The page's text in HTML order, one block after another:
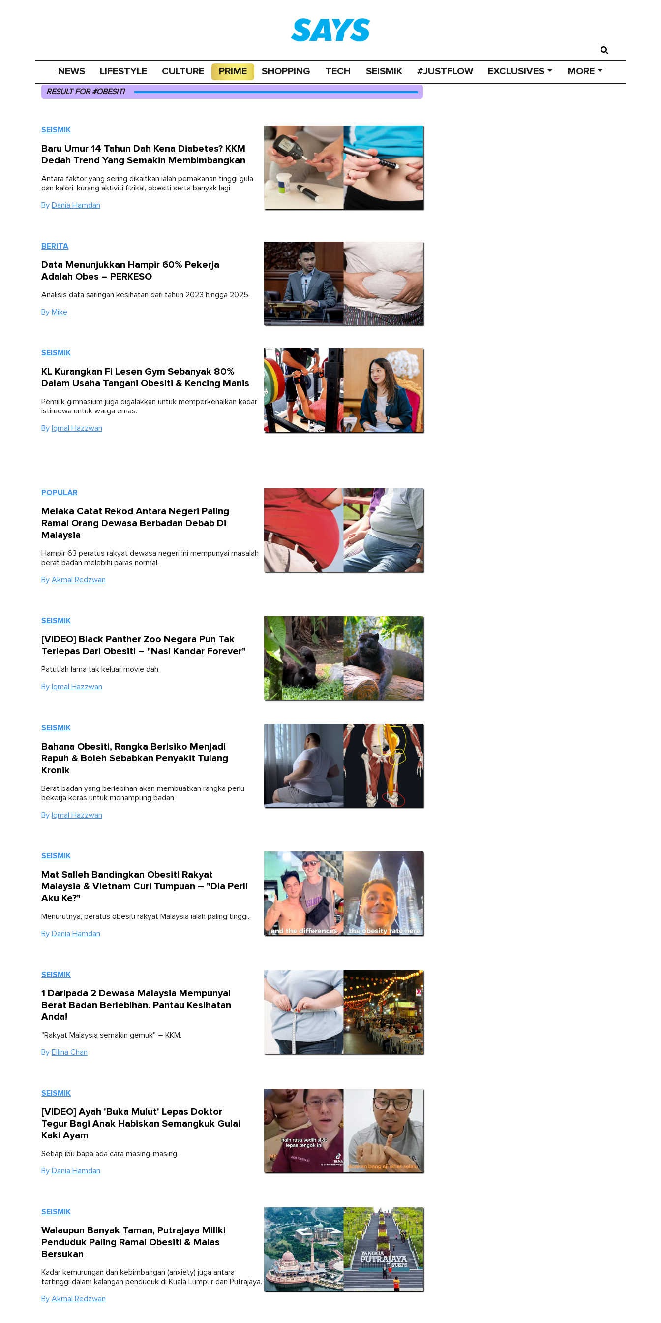
NEWS LIFESTYLE CULTURE PRIME SHOPPING TECH SEISMIK #JUSTFLOW EXCLUSIVES MORE
RESULT FOR #OBESITI
SEISMIK
Baru Umur 14 Tahun Dah Kena Diabetes? KKM
Dedah Trend Yang Semakin Membimbangkan
Antara faktor yang sering dikaitkan ialah pemakanan tinggi gula
dan kalori, kurang aktiviti fizikal, obesiti serta banyak lagi.
By Dania Hamdan
BERITA
Data Menunjukkan Hampir 60% Pekerja
Adalah Obes – PERKESO
Analisis data saringan kesihatan dari tahun 2023 hingga 2025.
By Mike
SEISMIK
KL Kurangkan Fi Lesen Gym Sebanyak 80%
Dalam Usaha Tangani Obesiti & Kencing Manis
Pemilik gimnasium juga digalakkan untuk memperkenalkan kadar
istimewa untuk warga emas.
By Iqmal Hazzwan
POPULAR
Melaka Catat Rekod Antara Negeri Paling
Ramai Orang Dewasa Berbadan Debab Di
Malaysia
Hampir 63 peratus rakyat dewasa negeri ini mempunyai masalah
berat badan melebihi paras normal.
By Akmal Redzwan
SEISMIK
[VIDEO] Black Panther Zoo Negara Pun Tak
Terlepas Dari Obesiti – "Nasi Kandar Forever"
Patutlah lama tak keluar movie dah.
By Iqmal Hazzwan
SEISMIK
Bahana Obesiti, Rangka Berisiko Menjadi
Rapuh & Boleh Sebabkan Penyakit Tulang
Kronik
Berat badan yang berlebihan akan membuatkan rangka perlu
bekerja keras untuk menampung badan.
By Iqmal Hazzwan
SEISMIK
Mat Salleh Bandingkan Obesiti Rakyat
Malaysia & Vietnam Curi Tumpuan – "Dia Perli
Aku Ke?"
Menurutnya, peratus obesiti rakyat Malaysia ialah paling tinggi.
By Dania Hamdan
SEISMIK
1 Daripada 2 Dewasa Malaysia Mempunyai
Berat Badan Berlebihan. Pantau Kesihatan
Anda!
"Rakyat Malaysia semakin gemuk" – KKM.
By Ellina Chan
SEISMIK
[VIDEO] Ayah 'Buka Mulut' Lepas Doktor
Tegur Bagi Anak Habiskan Semangkuk Gulai
Kaki Ayam
Setiap ibu bapa ada cara masing-masing.
By Dania Hamdan
SEISMIK
Walaupun Banyak Taman, Putrajaya Miliki
Penduduk Paling Ramai Obesiti & Malas
Bersukan
Kadar kemurungan dan kebimbangan (anxiety) juga antara
tertinggi dalam kalangan penduduk di Kuala Lumpur dan Putrajaya.
By Akmal Redzwan